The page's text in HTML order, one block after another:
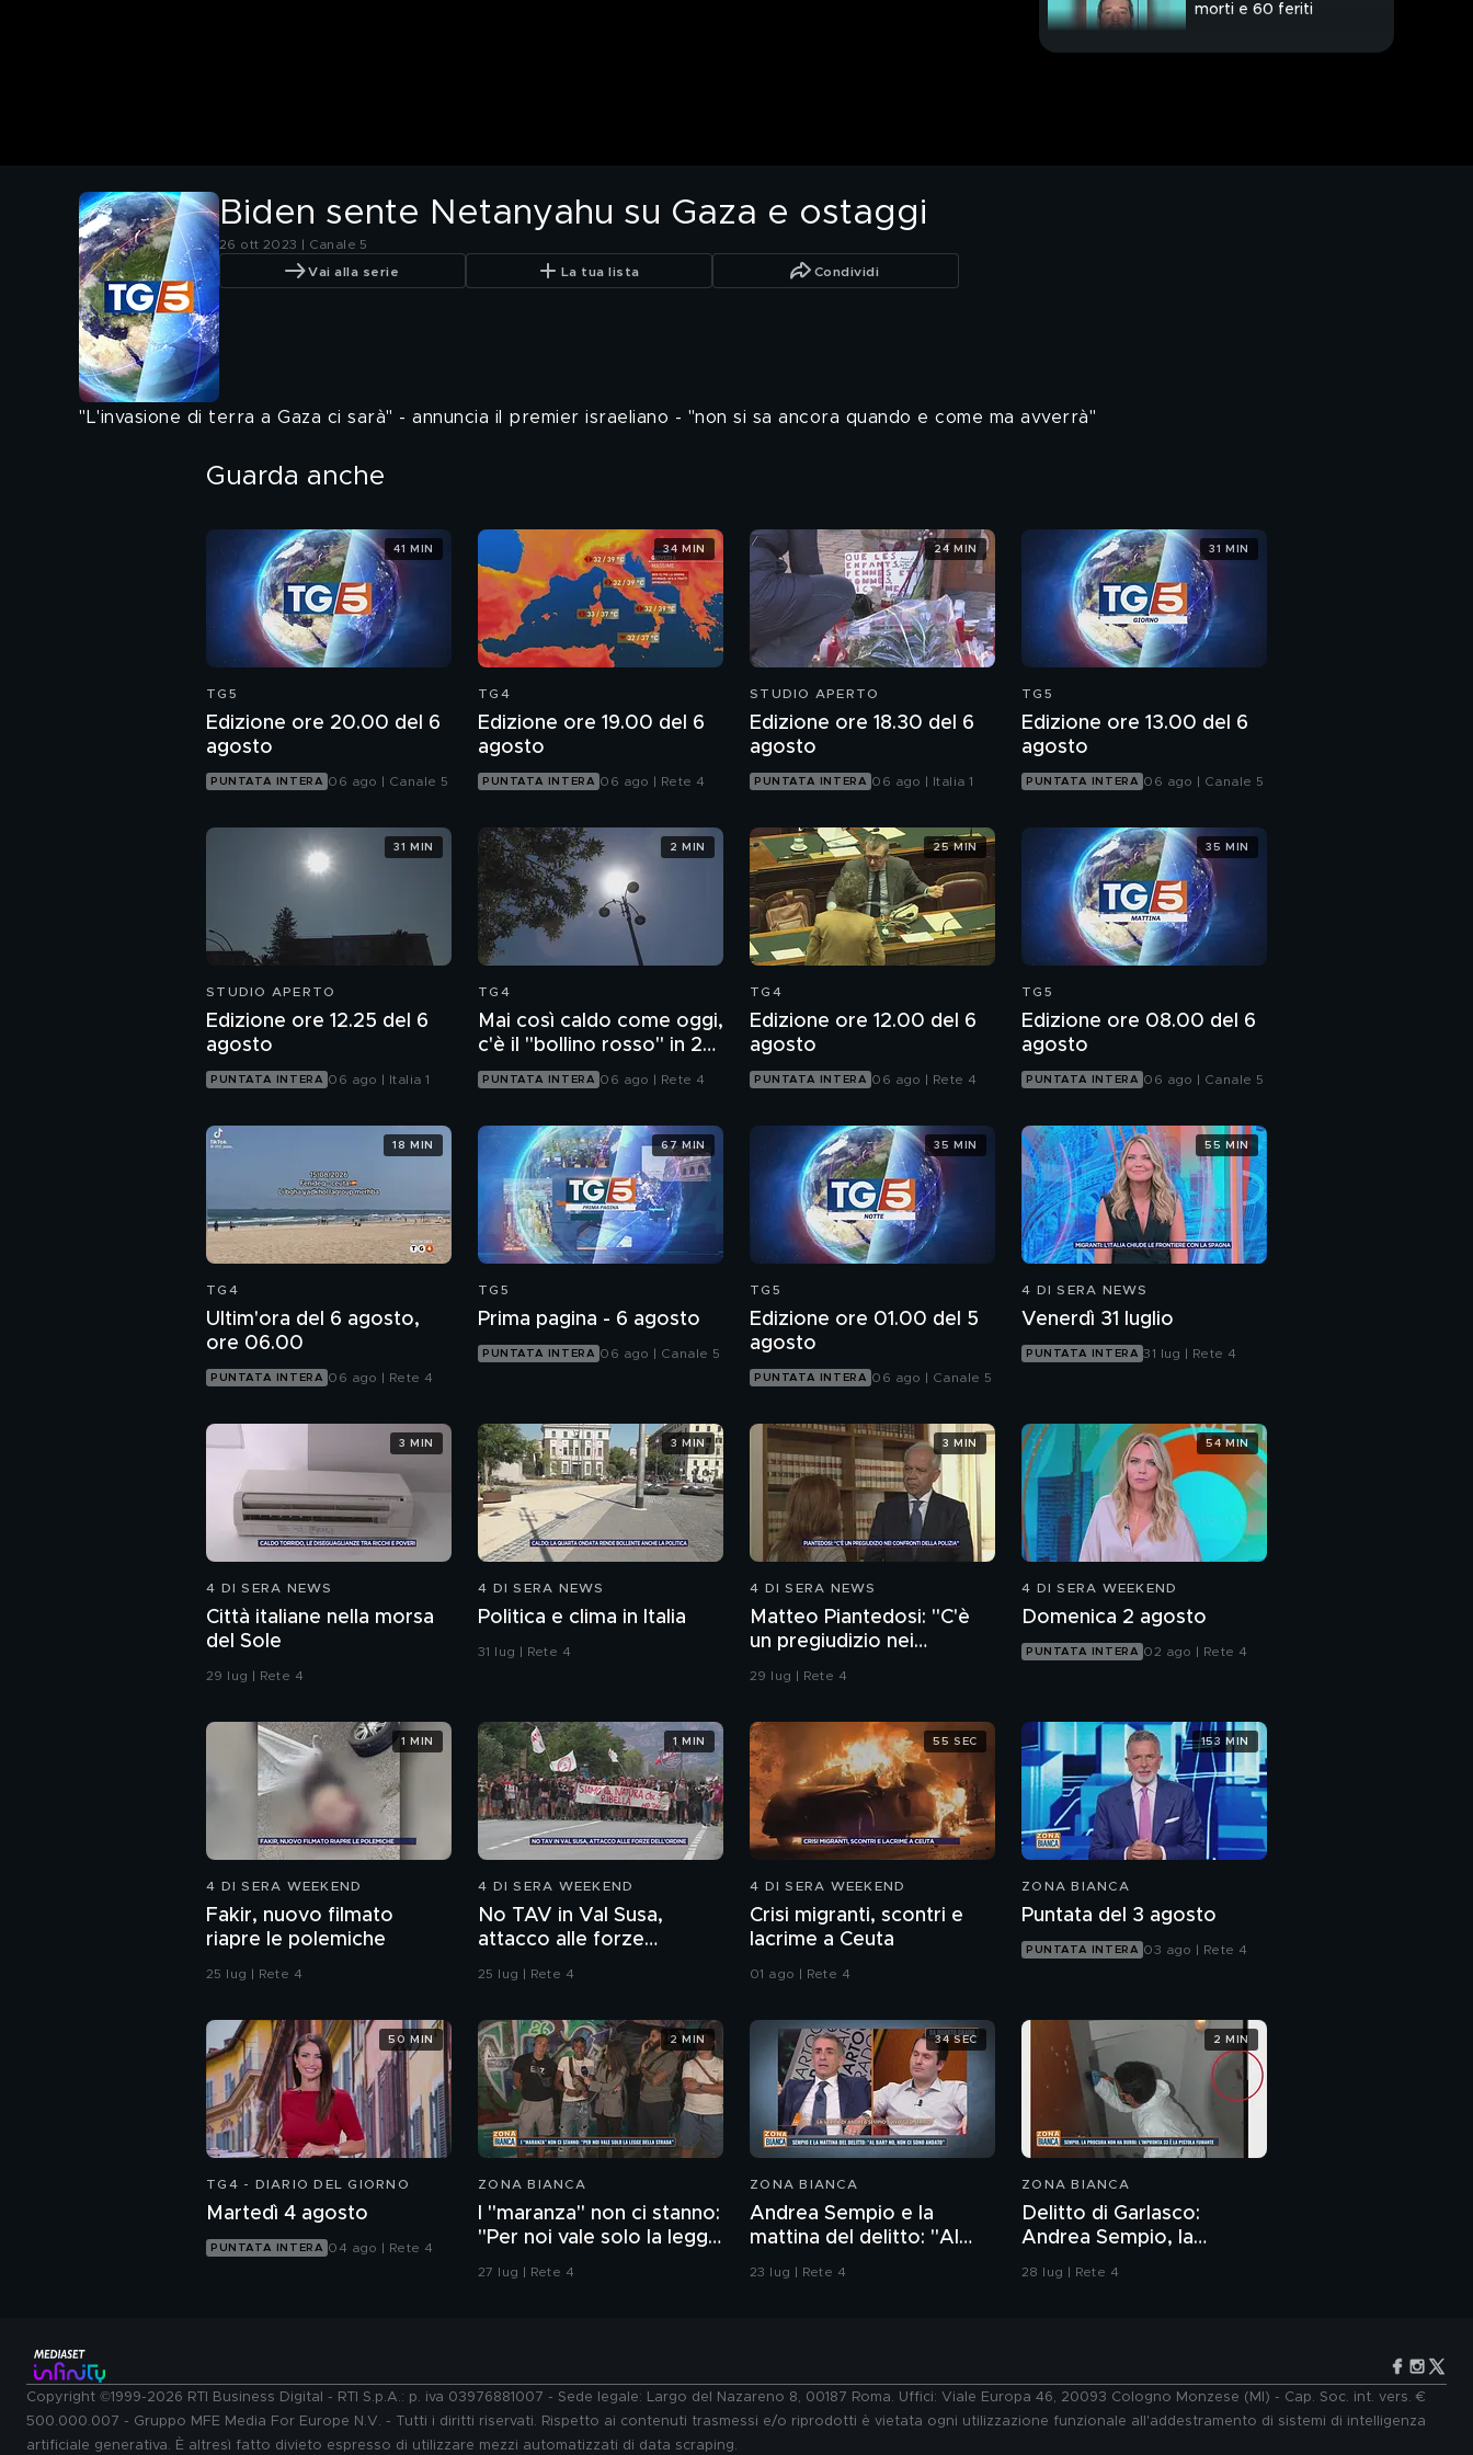
morti e 60 feriti
Biden sente Netanyahu su Gaza e ostaggi
26 ott 2023 | Canale 5
Vai alla serie La tua lista Condividi
"L'invasione di terra a Gaza ci sarà" - annuncia il premier israeliano - "non si sa ancora quando e come ma avverrà"
Guarda anche
TG5
Edizione ore 20.00 del 6
agosto
PUNTATA INTERA 06 ago | Canale 5
41 MIN
TG4
Edizione ore 19.00 del 6
agosto
PUNTATA INTERA 06 ago | Rete 4
34 MIN
STUDIO APERTO
Edizione ore 18.30 del 6
agosto
PUNTATA INTERA 06 ago | Italia 1
24 MIN
TG5
Edizione ore 13.00 del 6
agosto
PUNTATA INTERA 06 ago | Canale 5
31 MIN
STUDIO APERTO
Edizione ore 12.25 del 6
agosto
PUNTATA INTERA 06 ago | Italia 1
31 MIN
TG4
Mai così caldo come oggi,
c'è il "bollino rosso" in 27
città
PUNTATA INTERA 06 ago | Rete 4
2 MIN
TG4
Edizione ore 12.00 del 6
agosto
PUNTATA INTERA 06 ago | Rete 4
25 MIN
TG5
Edizione ore 08.00 del 6
agosto
PUNTATA INTERA 06 ago | Canale 5
35 MIN
TG4
Ultim'ora del 6 agosto,
ore 06.00
PUNTATA INTERA 06 ago | Rete 4
18 MIN
TG5
Prima pagina - 6 agosto
PUNTATA INTERA 06 ago | Canale 5
67 MIN
TG5
Edizione ore 01.00 del 5
agosto
PUNTATA INTERA 06 ago | Canale 5
35 MIN
4 DI SERA NEWS
Venerdì 31 luglio
PUNTATA INTERA 31 lug | Rete 4
55 MIN
4 DI SERA NEWS
Città italiane nella morsa
del Sole
29 lug | Rete 4
3 MIN
4 DI SERA NEWS
Politica e clima in Italia
31 lug | Rete 4
3 MIN
4 DI SERA NEWS
Matteo Piantedosi: "C'è
un pregiudizio nei
confronti della polizia"
29 lug | Rete 4
3 MIN
4 DI SERA WEEKEND
Domenica 2 agosto
PUNTATA INTERA 02 ago | Rete 4
54 MIN
4 DI SERA WEEKEND
Fakir, nuovo filmato
riapre le polemiche
25 lug | Rete 4
1 MIN
4 DI SERA WEEKEND
No TAV in Val Susa,
attacco alle forze
dell'ordine
25 lug | Rete 4
1 MIN
4 DI SERA WEEKEND
Crisi migranti, scontri e
lacrime a Ceuta
01 ago | Rete 4
55 SEC
ZONA BIANCA
Puntata del 3 agosto
PUNTATA INTERA 03 ago | Rete 4
153 MIN
TG4 - DIARIO DEL GIORNO
Martedì 4 agosto
PUNTATA INTERA 04 ago | Rete 4
50 MIN
ZONA BIANCA
I "maranza" non ci stanno:
"Per noi vale solo la legge
della strada"
27 lug | Rete 4
2 MIN
ZONA BIANCA
Andrea Sempio e la
mattina del delitto: "Al
bar' No, non ci sono
23 lug | Rete 4
34 SEC
ZONA BIANCA
Delitto di Garlasco:
Andrea Sempio, la
Procura di Pavia non ha
28 lug | Rete 4
2 MIN
Copyright ©1999-2026 RTI Business Digital - RTI S.p.A.: p. iva 03976881007 - Sede legale: Largo del Nazareno 8, 00187 Roma. Uffici: Viale Europa 46, 20093 Cologno Monzese (MI) - Cap. Soc. int. vers. €
500.000.007 - Gruppo MFE Media For Europe N.V. - Tutti i diritti riservati. Rispetto ai contenuti trasmessi e/o riprodotti è vietata ogni utilizzazione funzionale all'addestramento di sistemi di intelligenza
artificiale generativa. È altresì fatto divieto espresso di utilizzare mezzi automatizzati di data scraping.